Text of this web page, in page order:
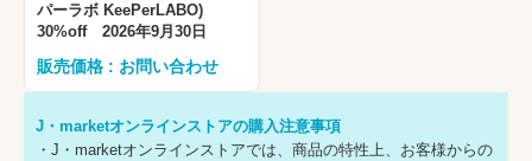
パーラボ KeePerLABO)
30%off 2026年9月30日
販売価格 : お問い合わせ
J・marketオンラインストアの購入注意事項
・J・marketオンラインストアでは、商品の特性上、お客様からの